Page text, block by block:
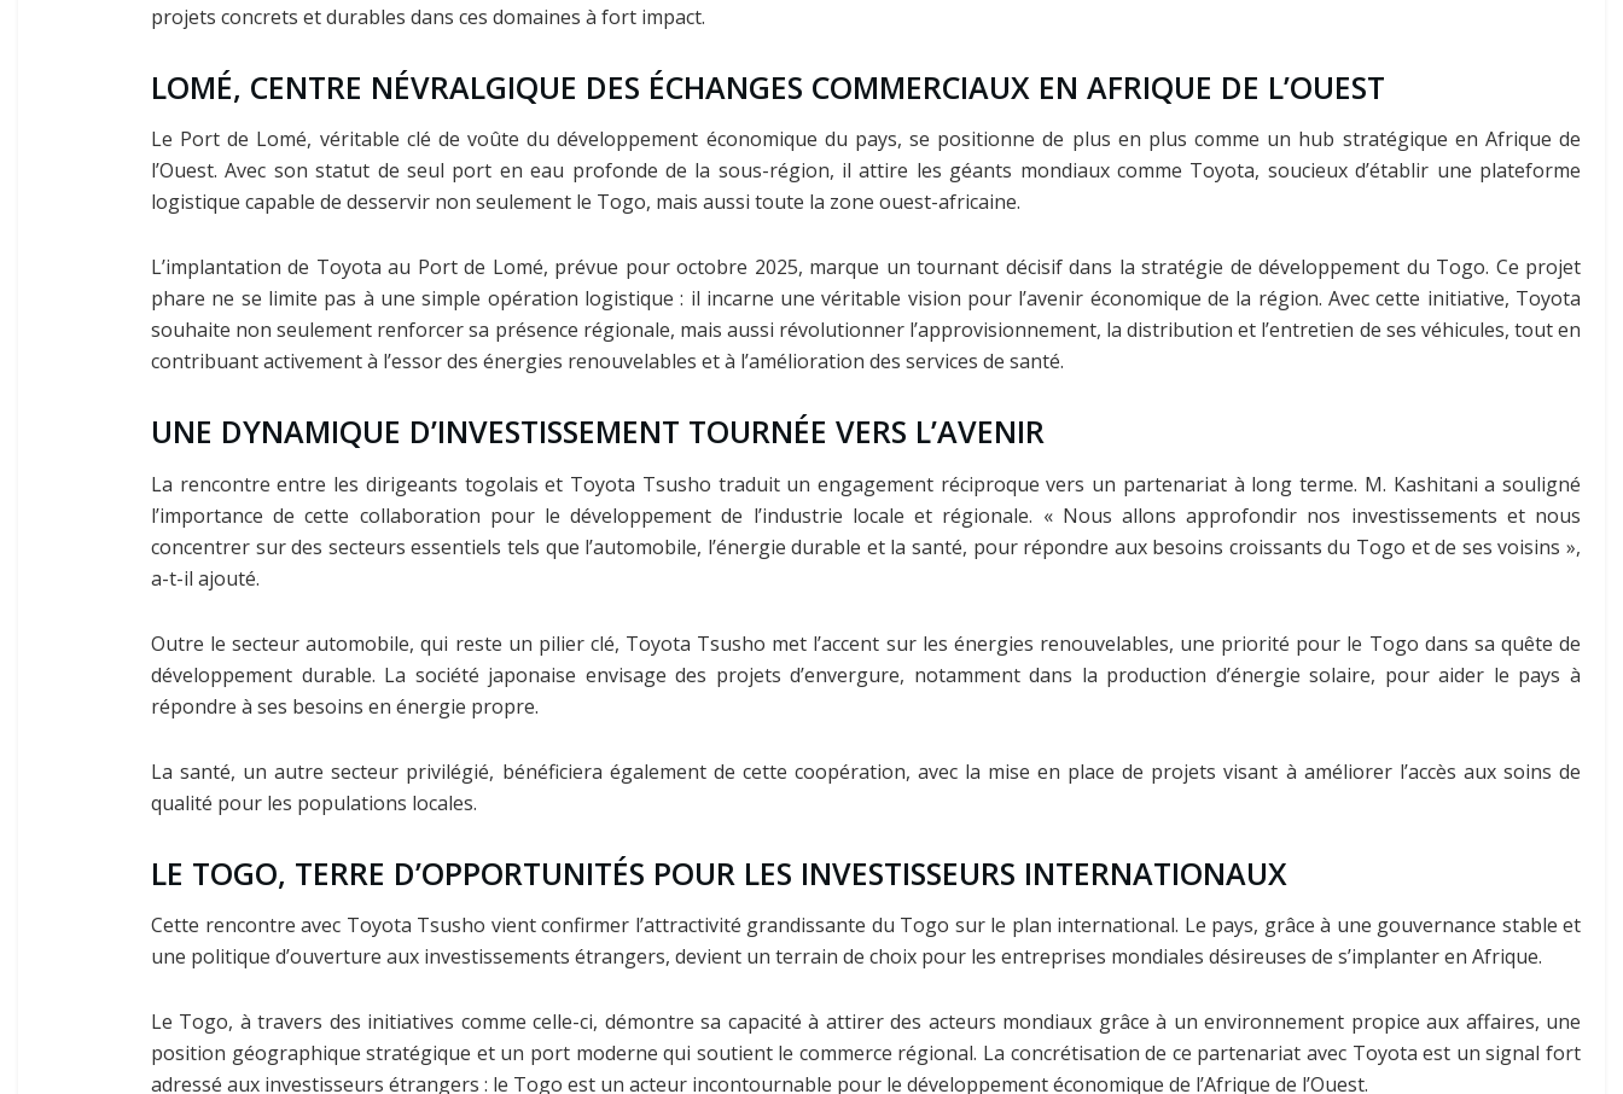
projets concrets et durables dans ces domaines à fort impact.
LOMÉ, CENTRE NÉVRALGIQUE DES ÉCHANGES COMMERCIAUX EN AFRIQUE DE L’OUEST
Le Port de Lomé, véritable clé de voûte du développement économique du pays, se positionne de plus en plus comme un hub stratégique en Afrique de
l’Ouest. Avec son statut de seul port en eau profonde de la sous-région, il attire les géants mondiaux comme Toyota, soucieux d’établir une plateforme
logistique capable de desservir non seulement le Togo, mais aussi toute la zone ouest-africaine.
L’implantation de Toyota au Port de Lomé, prévue pour octobre 2025, marque un tournant décisif dans la stratégie de développement du Togo. Ce projet
phare ne se limite pas à une simple opération logistique : il incarne une véritable vision pour l’avenir économique de la région. Avec cette initiative, Toyota
souhaite non seulement renforcer sa présence régionale, mais aussi révolutionner l’approvisionnement, la distribution et l’entretien de ses véhicules, tout en
contribuant activement à l’essor des énergies renouvelables et à l’amélioration des services de santé.
UNE DYNAMIQUE D’INVESTISSEMENT TOURNÉE VERS L’AVENIR
La rencontre entre les dirigeants togolais et Toyota Tsusho traduit un engagement réciproque vers un partenariat à long terme. M. Kashitani a souligné
l’importance de cette collaboration pour le développement de l’industrie locale et régionale. « Nous allons approfondir nos investissements et nous
concentrer sur des secteurs essentiels tels que l’automobile, l’énergie durable et la santé, pour répondre aux besoins croissants du Togo et de ses voisins »,
a-t-il ajouté.
Outre le secteur automobile, qui reste un pilier clé, Toyota Tsusho met l’accent sur les énergies renouvelables, une priorité pour le Togo dans sa quête de
développement durable. La société japonaise envisage des projets d’envergure, notamment dans la production d’énergie solaire, pour aider le pays à
répondre à ses besoins en énergie propre.
La santé, un autre secteur privilégié, bénéficiera également de cette coopération, avec la mise en place de projets visant à améliorer l’accès aux soins de
qualité pour les populations locales.
LE TOGO, TERRE D’OPPORTUNITÉS POUR LES INVESTISSEURS INTERNATIONAUX
Cette rencontre avec Toyota Tsusho vient confirmer l’attractivité grandissante du Togo sur le plan international. Le pays, grâce à une gouvernance stable et
une politique d’ouverture aux investissements étrangers, devient un terrain de choix pour les entreprises mondiales désireuses de s’implanter en Afrique.
Le Togo, à travers des initiatives comme celle-ci, démontre sa capacité à attirer des acteurs mondiaux grâce à un environnement propice aux affaires, une
position géographique stratégique et un port moderne qui soutient le commerce régional. La concrétisation de ce partenariat avec Toyota est un signal fort
adressé aux investisseurs étrangers : le Togo est un acteur incontournable pour le développement économique de l’Afrique de l’Ouest.